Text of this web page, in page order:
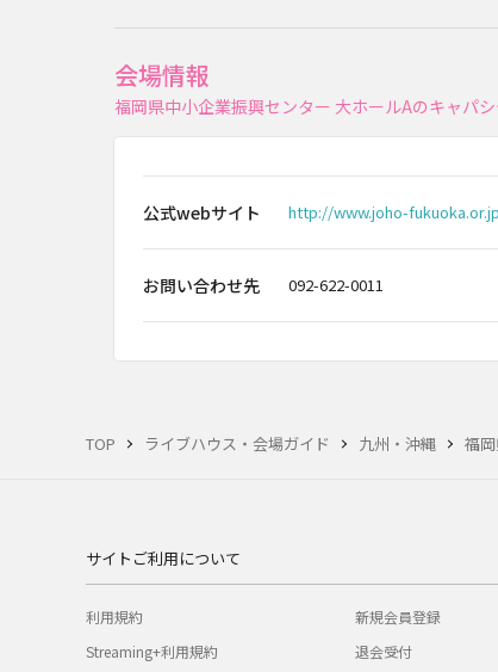
TOP ライブハウス・会場ガイド 九州・沖縄 福
会場情報
福岡県中小企業振興センター 大ホールAのキャパ
公式webサイト http://www.joho-
お問い合わせ先 092-622-0011
サイトご利用について
利用規約
Streaming+利用規約
新規会員登録
退会受付